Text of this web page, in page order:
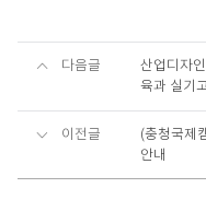
다음글
산업디자
육과 실기
이전글
(충청국제
안내